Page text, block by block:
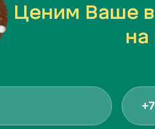
Ценим Ваше
на
+7